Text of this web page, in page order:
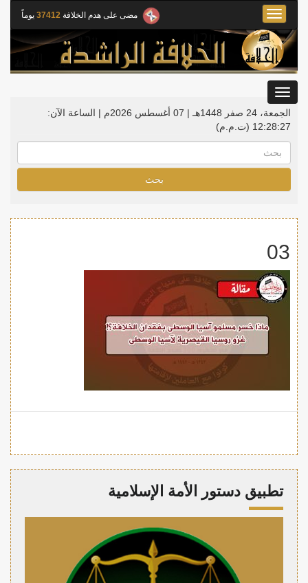
مضى على هدم الخلافة 37412 يوماً
Toggle
navigation
الجمعة، 24 صفر 1448هـ | 07 أغسطس 2026م |
الساعة الآن:
12:28:28 (ت.م.م)
بحث
03
تطبيق دستور الأمة الإسلامية